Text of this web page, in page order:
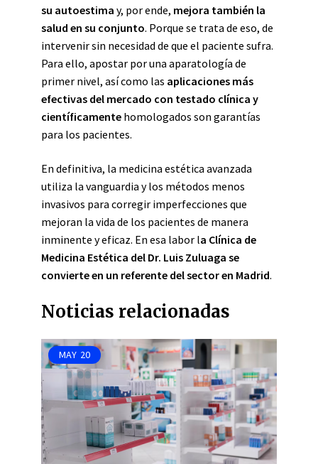
su autoestima y, por ende, mejora también la
salud en su conjunto. Porque se trata de eso, de
intervenir sin necesidad de que el paciente sufra.
Para ello, apostar por una aparatología de
primer nivel, así como las aplicaciones más
efectivas del mercado con testado clínica y
científicamente homologados son garantías
para los pacientes.
En definitiva, la medicina estética avanzada
utiliza la vanguardia y los métodos menos
invasivos para corregir imperfecciones que
mejoran la vida de los pacientes de manera
inminente y eficaz. En esa labor la Clínica de
Medicina Estética del Dr. Luis Zuluaga se
convierte en un referente del sector en Madrid.
Noticias relacionadas
MAY 20